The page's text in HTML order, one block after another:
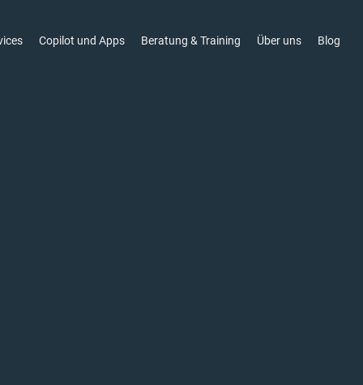
Copilot und Apps Beratung & Training Über uns Blog